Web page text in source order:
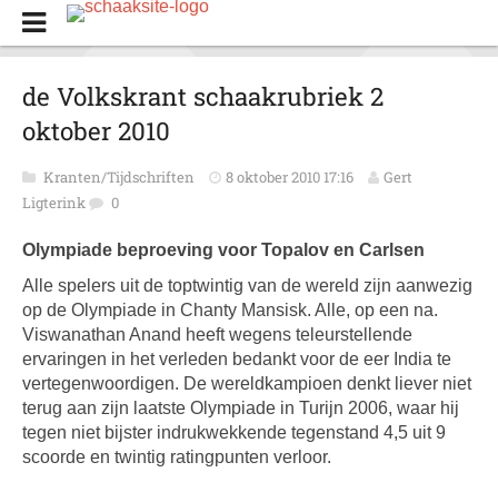
de Volkskrant schaakrubriek 2
oktober 2010
Kranten/Tijdschriften 8 oktober 2010 17:16
Gert
Ligterink
0
Olympiade beproeving voor Topalov en Carlsen
Alle spelers uit de toptwintig van de wereld zijn aanwezig
op de Olympiade in Chanty Mansisk. Alle, op een na.
Viswanathan Anand heeft wegens teleurstellende
ervaringen in het verleden bedankt voor de eer India te
vertegenwoordigen. De wereldkampioen denkt liever niet
terug aan zijn laatste Olympiade in Turijn 2006, waar hij
tegen niet bijster indrukwekkende tegenstand 4,5 uit 9
scoorde en twintig ratingpunten verloor.